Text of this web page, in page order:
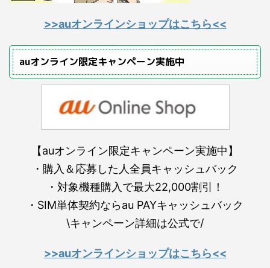
>>auオンラインショップはこちら<<
auオンライン限定キャンペーン実施中
【auオンライン限定キャンペーン実施中】
・購入＆応募した人全員キャッシュバック
・対象機種購入で最大22,000割引！
・SIM単体契約ならau PAYキャッシュバック
\キャンペーン詳細は公式で/
>>auオンラインショップはこちら<<